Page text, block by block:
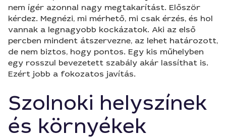
nem ígér azonnal nagy megtakarítást. Először
kérdez. Megnézi, mi mérhető, mi csak érzés, és hol
vannak a legnagyobb kockázatok. Aki az első
percben mindent átszervezne, az lehet határozott,
de nem biztos, hogy pontos. Egy kis műhelyben
egy rosszul bevezetett szabály akár lassíthat is.
Ezért jobb a fokozatos javítás.
Szolnoki helyszínek
és környékek